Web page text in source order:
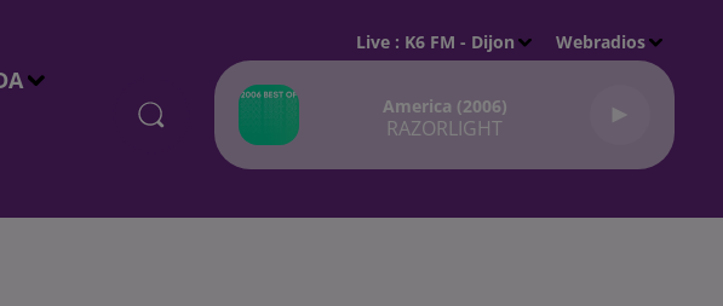
Live : K6 FM - Dijon Webradios
America (2006)
RAZORLIGHT